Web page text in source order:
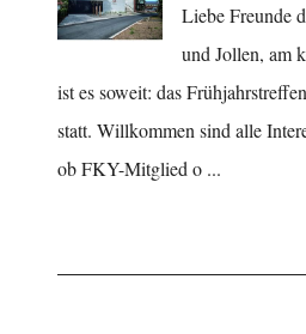
Liebe Freunde
und Jollen, am
ist es soweit: das
statt. Willkommen sind alle
ob FKY-Mitglied o ...